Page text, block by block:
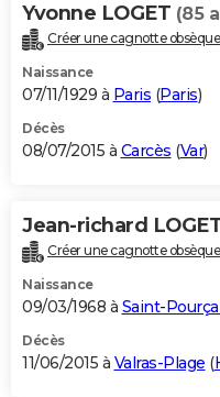
Yvonne LOGET (85
Créer une cagnotte
Naissance
07/11/1929 à Paris (Paris)
Décès
08/07/2015 à Carcès (Var)
Jean-richard
Créer une cagnotte
Naissance
09/03/1968 à Saint-
Décès
11/06/2015 à Valras-Plage (